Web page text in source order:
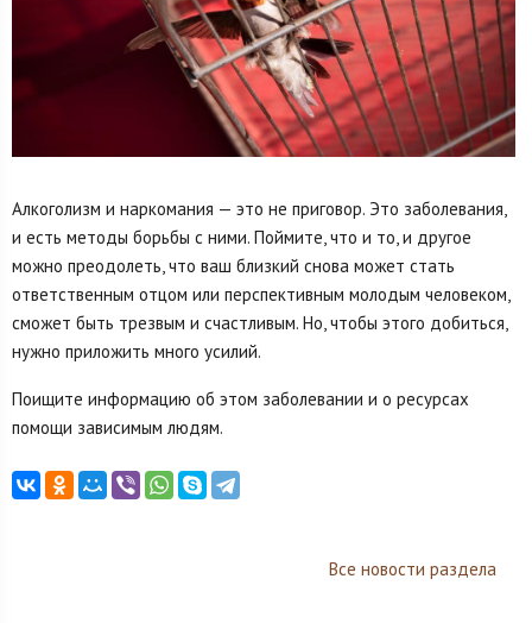
Алкоголизм и наркомания — это не приговор. Это заболевания,
и есть методы борьбы с ними. Поймите, что и то, и другое
можно преодолеть, что ваш близкий снова может стать
ответственным отцом или перспективным молодым человеком,
сможет быть трезвым и счастливым. Но, чтобы этого добиться,
нужно приложить много усилий.
Поищите информацию об этом заболевании и о ресурсах
помощи зависимым людям.
Все новости раздела